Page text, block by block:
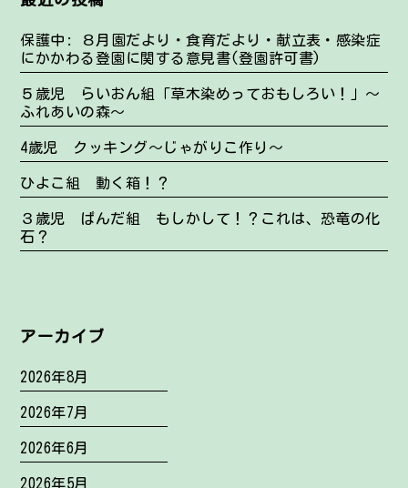
保護中: ８月園だより・食育だより・献立表・感染症
にかかわる登園に関する意見書(登園許可書)
５歳児 らいおん組「草木染めっておもしろい！」～
ふれあいの森～
4歳児 クッキング～じゃがりこ作り～
ひよこ組 動く箱！？
３歳児 ぱんだ組 もしかして！？これは、恐竜の化
石？
アーカイブ
2026年8月
2026年7月
2026年6月
2026年5月